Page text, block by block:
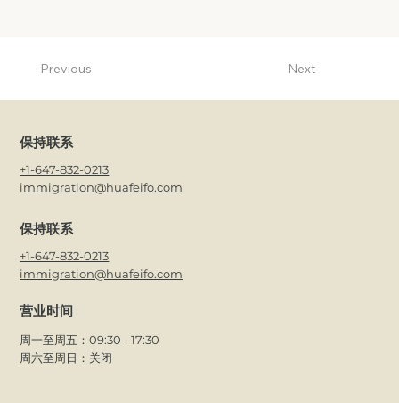
Previous Next
营业时间
周一至周五：09:30 - 17:30
周六至周日：关闭
保持联系
+1-647-832-0213
immigration@huafeifo.com
保持联系
+1-647-832-0213
immigration@huafeifo.com